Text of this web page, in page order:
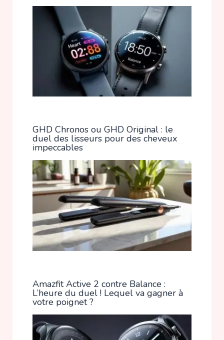
GHD Chronos ou GHD Original : le
duel des lisseurs pour des cheveux
impeccables
Amazfit Active 2 contre Balance :
L’heure du duel ! Lequel va gagner à
votre poignet ?